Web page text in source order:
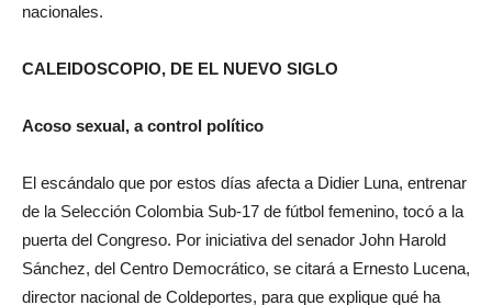
nacionales.
CALEIDOSCOPIO, DE EL NUEVO SIGLO
Acoso sexual, a control político
El escándalo que por estos días afecta a Didier Luna, entrenar
de la Selección Colombia Sub-17 de fútbol femenino, tocó a la
puerta del Congreso. Por iniciativa del senador John Harold
Sánchez, del Centro Democrático, se citará a Ernesto Lucena,
director nacional de Coldeportes, para que explique qué ha